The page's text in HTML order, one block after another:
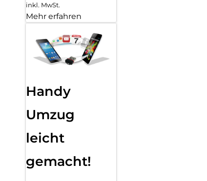
inkl. MwSt.
Mehr erfahren
Handy
Umzug
leicht
gemacht!